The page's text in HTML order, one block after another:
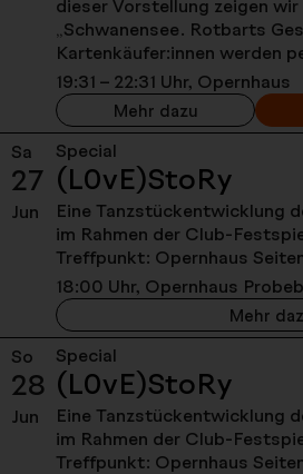
dieser Vorstellung zeigen
„Schwanensee. Rotbarts
Kartenkäufer:innen werden
19:31 – 22:31 Uhr, Opernhaus
Mehr dazuDer Barbier
Sa
27
Jun
Special
(L0vE)StoRy-
Eine Tanzstückentwicklung
im Rahmen der Club-
Treffpunkt: Opernhaus
18:00 Uhr, Opernhaus
Mehr
So
28
Jun
Special
(L0vE)StoRy-
Eine Tanzstückentwicklung
im Rahmen der Club-
Treffpunkt: Opernhaus